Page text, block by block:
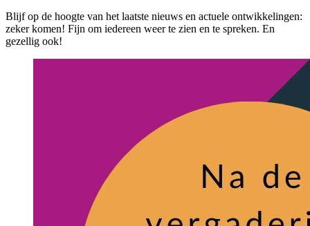
Blijf op de hoogte van het laatste nieuws en actuele ontwikkelingen:
zeker komen! Fijn om iedereen weer te zien en te spreken. En
gezellig ook!